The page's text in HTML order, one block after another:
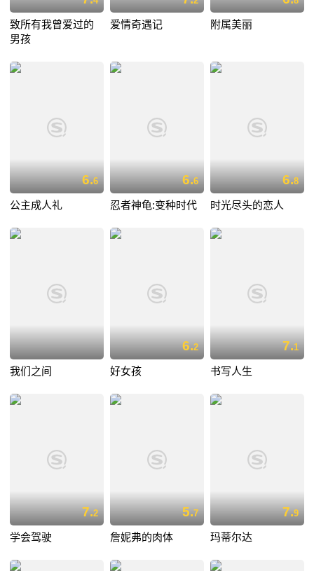
致所有我曾爱过的
男孩
爱情奇遇记 附属美丽
6.6
公主成人礼
6.6
忍者神龟:变种时代
6.8
时光尽头的恋人
我们之间
6.2
好女孩
7.1
书写人生
7.2
学会驾驶
5.7
詹妮弗的肉体
7.9
玛蒂尔达